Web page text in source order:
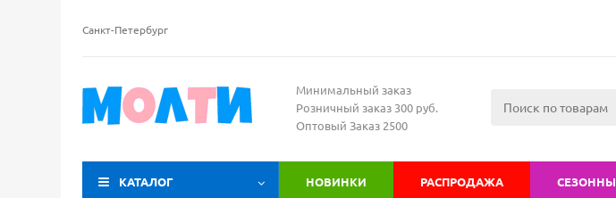
Санкт-Петербург
Минимальный заказ
Розничный заказ 300 руб.
Оптовый Заказ 2500
КАТАЛОГ НОВИНКИ РАСПРОДАЖА